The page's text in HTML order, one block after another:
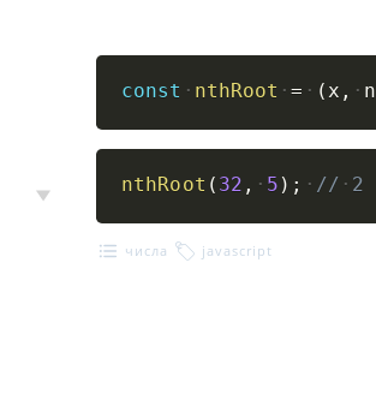
const nthRoot = ( x , n
nthRoot ( 32 , 5 ) ; // 2
числа javascript